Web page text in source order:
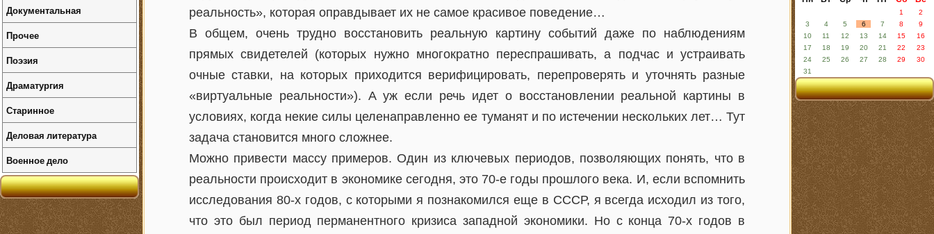
реальность», которая оправдывает их не самое красивое поведение…
В общем, очень трудно восстановить реальную картину событий даже по наблюдениям
прямых свидетелей (которых нужно многократно переспрашивать, а подчас и устраивать
очные ставки, на которых приходится верифицировать, перепроверять и уточнять разные
«виртуальные реальности»). А уж если речь идет о восстановлении реальной картины в
условиях, когда некие силы целенаправленно ее туманят и по истечении нескольких лет… Тут
задача становится много сложнее.
Можно привести массу примеров. Один из ключевых периодов, позволяющих понять, что в
реальности происходит в экономике сегодня, это 70-е годы прошлого века. И, если вспомнить
исследования 80-х годов, с которыми я познакомился еще в СССР, я всегда исходил из того,
что это был период перманентного кризиса западной экономики. Но с конца 70-х годов в
1
2
3
4 5 6 7 8
9
10
11 12 13 14 15
16
17
18 19 20 21 22
23
24
25 26 27 28 29
30
31
Документальная
Прочее
Поэзия
Драматургия
Старинное
Деловая литература
Военное дело